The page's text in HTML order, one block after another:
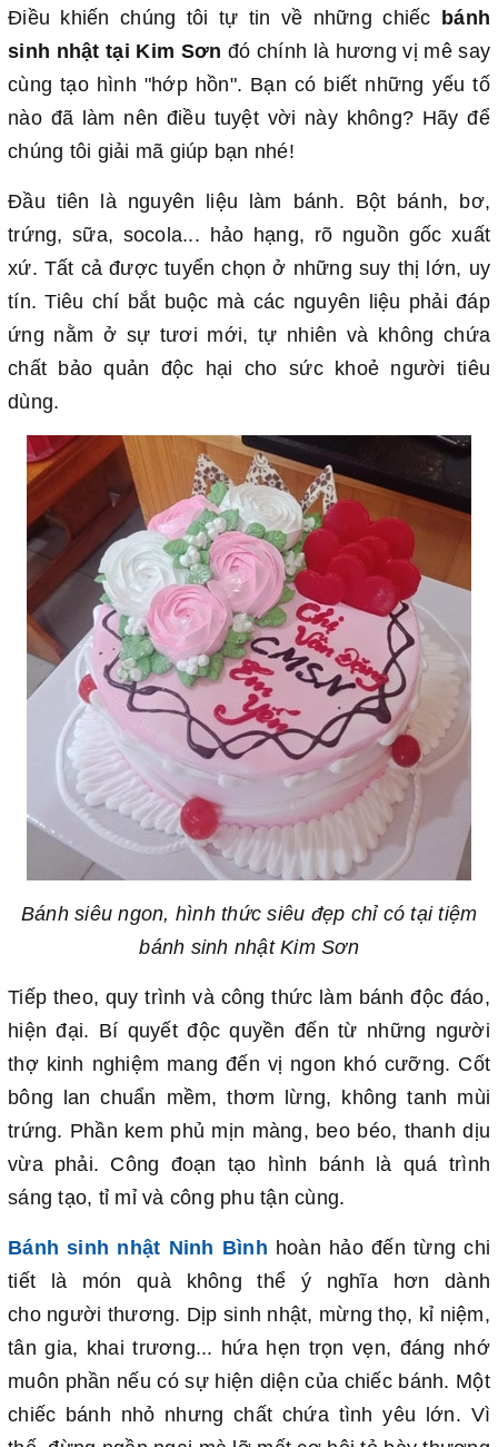
Điều khiến chúng tôi tự tin về những chiếc bánh
sinh nhật tại Kim Sơn đó chính là hương vị mê say
cùng tạo hình "hớp hồn". Bạn có biết những yếu tố
nào đã làm nên điều tuyệt vời này không? Hãy để
chúng tôi giải mã giúp bạn nhé!
Đầu tiên là nguyên liệu làm bánh. Bột bánh, bơ,
trứng, sữa, socola... hảo hạng, rõ nguồn gốc xuất
xứ. Tất cả được tuyển chọn ở những suy thị lớn, uy
tín. Tiêu chí bắt buộc mà các nguyên liệu phải đáp
ứng nằm ở sự tươi mới, tự nhiên và không chứa
chất bảo quản độc hại cho sức khoẻ người tiêu
dùng.
Bánh siêu ngon, hình thức siêu đẹp chỉ có tại tiệm
bánh sinh nhật Kim Sơn
Tiếp theo, quy trình và công thức làm bánh độc đáo,
hiện đại. Bí quyết độc quyền đến từ những người
thợ kinh nghiệm mang đến vị ngon khó cưỡng. Cốt
bông lan chuẩn mềm, thơm lừng, không tanh mùi
trứng. Phần kem phủ mịn màng, beo béo, thanh dịu
vừa phải. Công đoạn tạo hình bánh là quá trình
sáng tạo, tỉ mỉ và công phu tận cùng.
Bánh sinh nhật Ninh Bình hoàn hảo đến từng chi
tiết là món quà không thể ý nghĩa hơn dành
cho người thương. Dịp sinh nhật, mừng thọ, kỉ niệm,
tân gia, khai trương... hứa hẹn trọn vẹn, đáng nhớ
muôn phần nếu có sự hiện diện của chiếc bánh. Một
chiếc bánh nhỏ nhưng chất chứa tình yêu lớn. Vì